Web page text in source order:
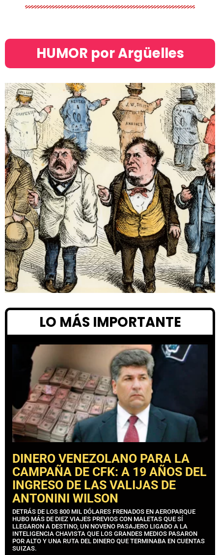
HUMOR por Argüelles​
LO MÁS IMPORTANTE
DINERO VENEZOLANO PARA LA
CAMPAÑA DE CFK: A 19 AÑOS DEL
INGRESO DE LAS VALIJAS DE
ANTONINI WILSON
DETRÁS DE LOS 800 MIL DÓLARES FRENADOS EN AEROPARQUE
HUBO MÁS DE DIEZ VIAJES PREVIOS CON MALETAS QUE SÍ
LLEGARON A DESTINO, UN NOVENO PASAJERO LIGADO A LA
INTELIGENCIA CHAVISTA QUE LOS GRANDES MEDIOS PASARON
POR ALTO Y UNA RUTA DEL DINERO QUE TERMINABA EN CUENTAS
SUIZAS.